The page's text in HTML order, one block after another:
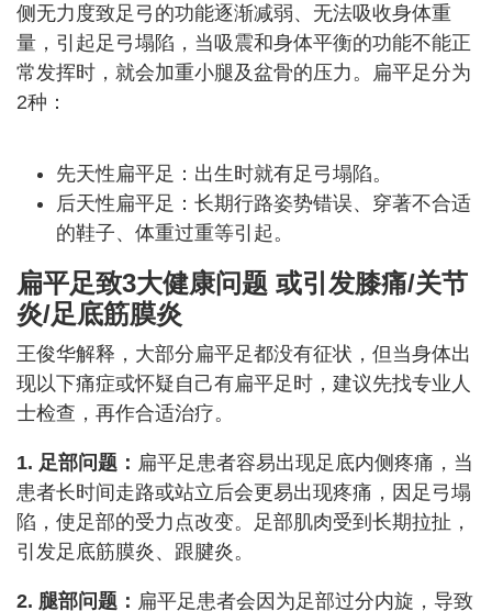
侧无力度致足弓的功能逐渐减弱、无法吸收身体重
量，引起足弓塌陷，当吸震和身体平衡的功能不能正
常发挥时，就会加重小腿及盆骨的压力。扁平足分为
2种：
先天性扁平足：出生时就有足弓塌陷。
后天性扁平足：长期行路姿势错误、穿著不合适
的鞋子、体重过重等引起。
扁平足致3大健康问题 或引发膝痛/关节
炎/足底筋膜炎
王俊华解释，大部分扁平足都没有征状，但当身体出
现以下痛症或怀疑自己有扁平足时，建议先找专业人
士检查，再作合适治疗。
1. 足部问题： 扁平足患者容易出现足底内侧疼痛，当
患者长时间走路或站立后会更易出现疼痛，因足弓塌
陷，使足部的受力点改变。足部肌肉受到长期拉扯，
引发足底筋膜炎、跟腱炎。
2. 腿部问题： 扁平足患者会因为足部过分内旋，导致